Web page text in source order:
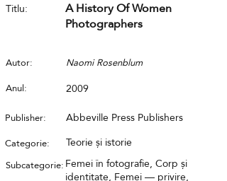
Titlu:
A History Of Women
Photographers
Autor:
Naomi Rosenblum
Anul:
2009
Publisher: Abbeville Press Publishers
Categorie: Teorie și istorie
Subcategorie: Femei în fotografie, Corp și
identitate, Femei — privire,